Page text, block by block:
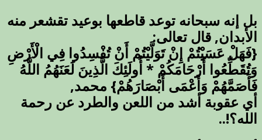
بل إنه سبحانه توعد قاطعها بوعيد تقشعر منه
الأبدان, قال تعالى:
{فَهَلْ عَسَيْتُمْ إِنْ تَوَلَّيْتُمْ أَنْ تُفْسِدُوا فِي الْأَرْضِ
وَتُقَطِّعُوا أَرْحَامَكُمْ * أُولَئِكَ الَّذِينَ لَعَنَهُمُ اللَّهُ
فَأَصَمَّهُمْ وَأَعْمَى أَبْصَارَهُمْ} محمد,
أي عقوبة أشد من اللعن والطرد عن رحمة
الله؟!..